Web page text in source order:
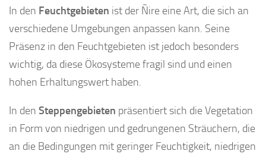
In den Feuchtgebieten ist der Ñire eine Art, die sich an
verschiedene Umgebungen anpassen kann. Seine
Präsenz in den Feuchtgebieten ist jedoch besonders
wichtig, da diese Ökosysteme fragil sind und einen
hohen Erhaltungswert haben.
In den Steppengebieten präsentiert sich die Vegetation
in Form von niedrigen und gedrungenen Sträuchern, die
an die Bedingungen mit geringer Feuchtigkeit, niedrigen